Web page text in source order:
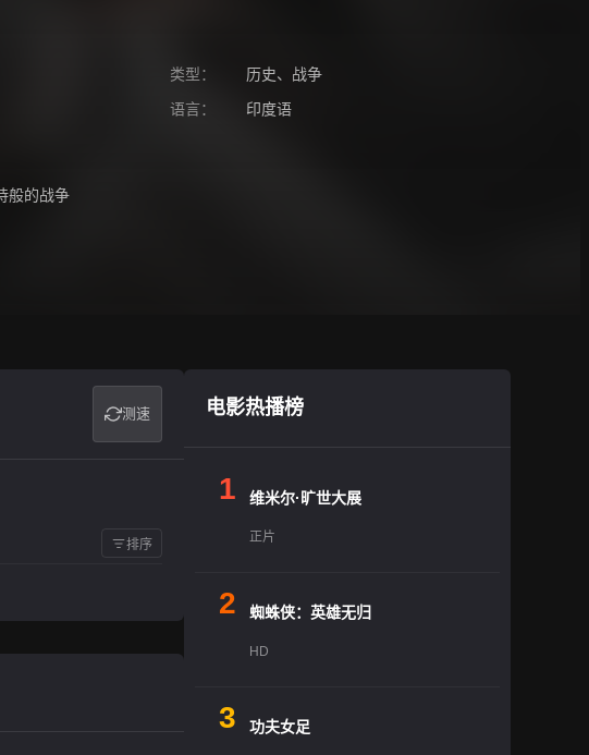
类型： 历史、 战争
语言：
印度语
般的战争
测速
排序
电影热播榜
1 维米尔·旷世大展
正片
2 蜘蛛侠：英雄无归
HD
3 功夫女足